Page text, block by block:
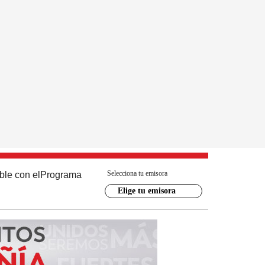
con el Programa Selecciona tu emisora
Elige tu emisora